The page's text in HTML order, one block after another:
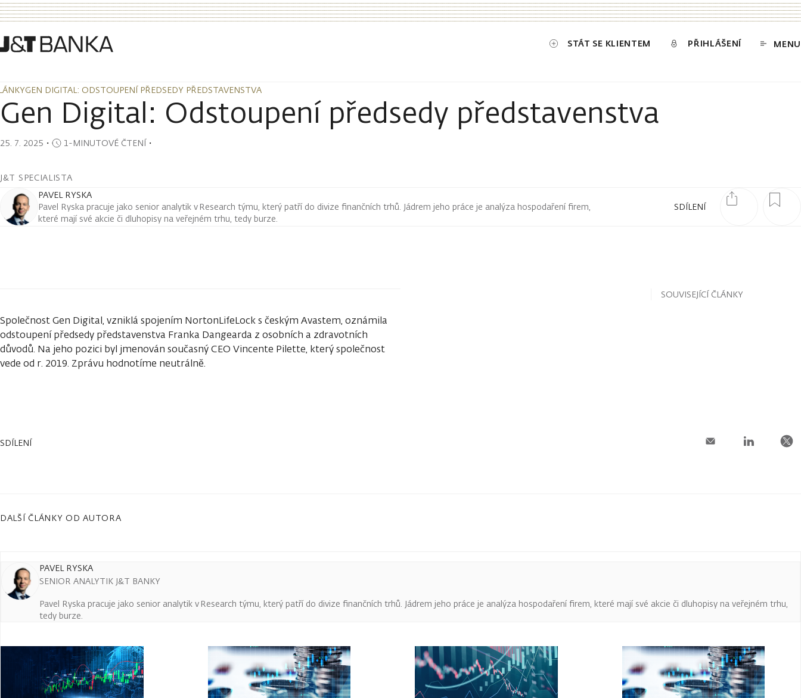
STÁT SE KLIENTEM PŘIHLÁŠENÍ MENU
GEN DIGITAL: ODSTOUPENÍ PŘEDSEDY PŘEDSTAVENSTVA
GEN DIGITAL: ODSTOUPENÍ PŘEDSEDY PŘEDSTAVENSTVA
Gen Digital: Odstoupení předsedy představenstva
25. 7. 2025 ・ 1-MINUTOVÉ ČTENÍ・
J&T SPECIALISTA
SDÍLENÍ
PAVEL RYSKA
Pavel Ryska pracuje jako senior analytik v Research týmu, který patří do divize finančních trhů. Jádrem jeho práce je analýza hospodaření firem,
které mají své akcie či dluhopisy na veřejném trhu, tedy burze.
Společnost Gen Digital, vzniklá spojením NortonLifeLock s českým Avastem, oznámila
odstoupení předsedy představenstva Franka Dangearda z osobních a zdravotních
důvodů. Na jeho pozici byl jmenován současný CEO Vincente Pilette, který společnost
vede od r. 2019. Zprávu hodnotíme neutrálně.
SOUVISEJÍCÍ ČLÁNKY
SDÍLENÍ
DALŠÍ ČLÁNKY OD AUTORA
PAVEL RYSKA
SENIOR ANALYTIK J&T BANKY
Pavel Ryska pracuje jako senior analytik v Research týmu, který patří do divize finančních trhů. Jádrem jeho práce je analýza hospodaření firem, které mají své akcie či dluhopisy na veřejném trhu,
tedy burze.